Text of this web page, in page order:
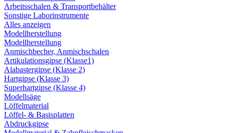
Arbeitsschalen & Transportbehälter
Sonstige Laborinstrumente
Alles anzeigen
Modellherstellung
Modellherstellung
Anmischbecher, Anmischschalen
Artikulationsgipse (Klasse1)
Alabastergipse (Klasse 2)
Hartgipse (Klasse 3)
Superhartgipse (Klasse 4)
Modellsäge
Löffelmaterial
Löffel- & Basisplatten
Abdruckgipse